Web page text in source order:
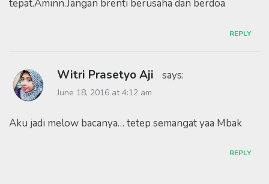
tepat.Aminn.Jangan brenti berusaha dan berdoa
REPLY
Witri Prasetyo Aji says:
June 18, 2016 at 4:12 am
Aku jadi melow bacanya… tetep semangat yaa Mbak
REPLY